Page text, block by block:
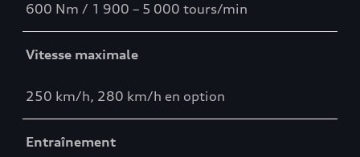
600 Nm / 1 900 – 5 000 tours/min
Vitesse maximale
250 km/h, 280 km/h en option
Entraînement